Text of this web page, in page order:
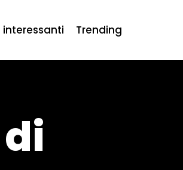
interessanti Trending